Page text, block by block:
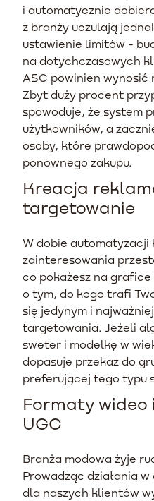
i automatycznie
z branży uczulają
ustawienie limitów -
na dotychczasowych
ASC powinien wynosić
Zbyt duży procent
spowoduje, że system
użytkowników, a
osoby, które
ponownego zakupu.
Kreacja
targetowanie
W dobie automatyzacji
zainteresowania
co pokażesz na
o tym, do kogo trafi
się jedynym i
targetowania. Jeżeli
sweter i modelkę w
dopasuje przekaz do
preferującej tego typu
Formaty wideo
UGC
Branża modowa żyje
Prowadząc działania
dla naszych klientów